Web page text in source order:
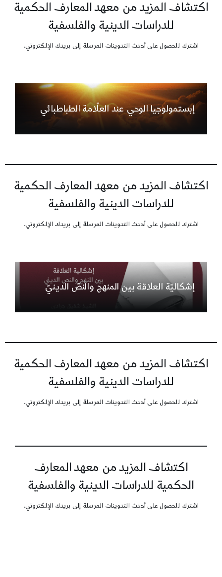
اكتشاف المزيد من معهد المعارف الحكمية
للدراسات الدينية والفلسفية
اشترك للحصول على أحدث التدوينات المرسلة إلى بريدك الإلكتروني.
إبستمولوجيا الوحي عند العلّامة الطباطبائي
اكتشاف المزيد من معهد المعارف الحكمية
للدراسات الدينية والفلسفية
اشترك للحصول على أحدث التدوينات المرسلة إلى بريدك الإلكتروني.
إشكاليّة العلاقة بين المنهج والنصّ الدينيّ
اكتشاف المزيد من معهد المعارف الحكمية
للدراسات الدينية والفلسفية
اشترك للحصول على أحدث التدوينات المرسلة إلى بريدك الإلكتروني.
اكتشاف المزيد من معهد المعارف
الحكمية للدراسات الدينية والفلسفية
اشترك للحصول على أحدث التدوينات المرسلة إلى بريدك الإلكتروني.